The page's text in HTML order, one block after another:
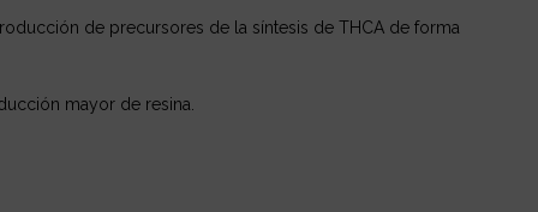
de precursores de la síntesis de THCA de forma
mayor de resina.